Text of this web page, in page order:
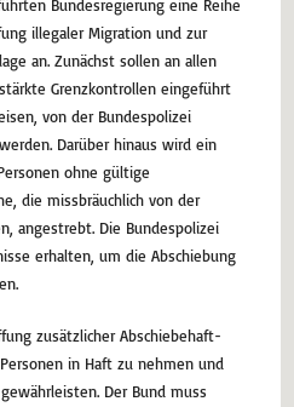
Bundesregierung eine Reihe
illegaler Migration und zur
an. Zunächst sollen an allen
Grenzkontrollen eingeführt
von der Bundespolizei
Darüber hinaus wird ein
ohne gültige
die missbräuchlich von der
angestrebt. Die Bundespolizei
erhalten, um die Abschiebung
zusätzlicher Abschiebehaft-
in Haft zu nehmen und
Der Bund muss